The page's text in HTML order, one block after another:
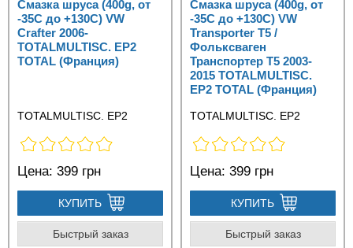
Смазка шруса (400g, от
-35С до +130C) VW
Crafter 2006-
TOTALMULTISC. EP2
TOTAL (Франция)
TOTALMULTISC. EP2
Цена: 399 грн
КУПИТЬ
Быстрый заказ
Смазка шруса (400g, от
-35С до +130C) VW
Transporter T5 /
Фольксваген
Транспортер Т5 2003-
2015 TOTALMULTISC.
EP2 TOTAL (Франция)
TOTALMULTISC. EP2
Цена: 399 грн
КУПИТЬ
Быстрый заказ